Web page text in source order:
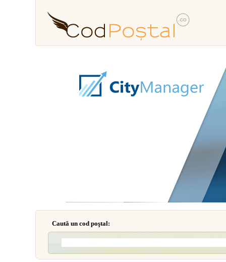
Caută un cod poştal: